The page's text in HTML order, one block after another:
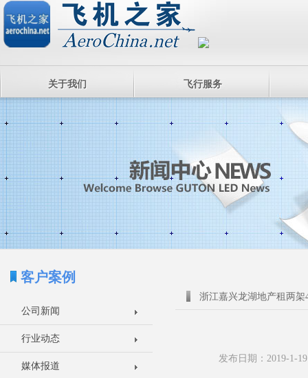
关于我们 飞行服务
客户案例
公司新闻
行业动态
媒体报道
浙江嘉兴龙湖地产租两
发布日期：2019-1-